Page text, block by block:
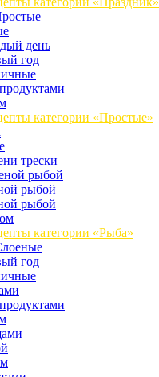
день
год
категории «Простые»
трески
рыбой
рыбой
рыбой
категории «Рыба»
год